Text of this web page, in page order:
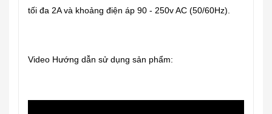
tối đa 2A và khoảng điện áp 90 - 250v AC (50/60Hz).
Video Hướng dẫn sử dụng sản phẩm: